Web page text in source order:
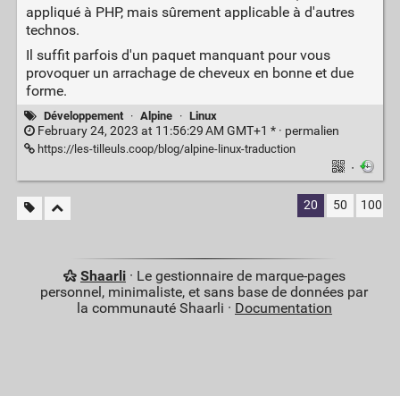
appliqué à PHP, mais sûrement applicable à d'autres
technos.
Il suffit parfois d'un paquet manquant pour vous
provoquer un arrachage de cheveux en bonne et due
forme.
Développement · Alpine · Linux
February 24, 2023 at 11:56:29 AM GMT+1 * · permalien
https://les-tilleuls.coop/blog/alpine-linux-traduction
·
20 50 100
Shaarli· Le gestionnaire de marque-pages
personnel, minimaliste, et sans base de données par
la communauté Shaarli · Documentation